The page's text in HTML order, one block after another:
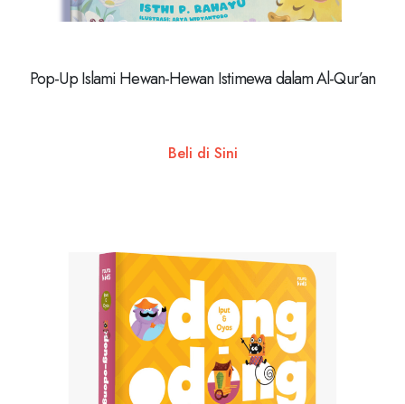
Pop-Up Islami Hewan-Hewan Istimewa dalam Al-Qur’an
Beli di Sini